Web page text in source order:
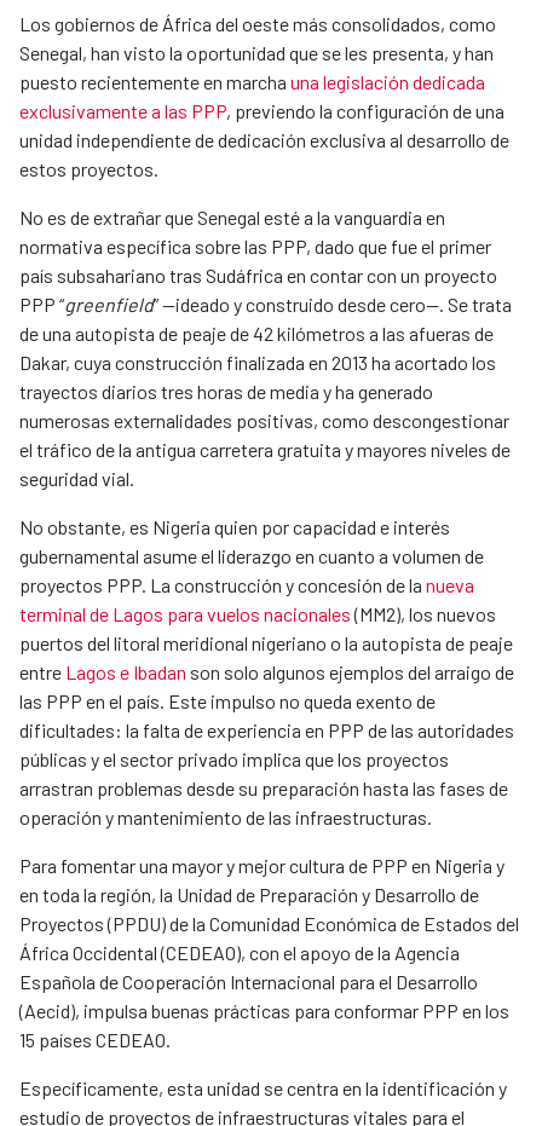
Los gobiernos de África del oeste más consolidados, como
Senegal, han visto la oportunidad que se les presenta, y han
puesto recientemente en marcha una legislación dedicada
exclusivamente a las PPP, previendo la configuración de una
unidad independiente de dedicación exclusiva al desarrollo de
estos proyectos.
No es de extrañar que Senegal esté a la vanguardia en
normativa específica sobre las PPP, dado que fue el primer
país subsahariano tras Sudáfrica en contar con un proyecto
PPP “greenfield” —ideado y construido desde cero—. Se trata
de una autopista de peaje de 42 kilómetros a las afueras de
Dakar, cuya construcción finalizada en 2013 ha acortado los
trayectos diarios tres horas de media y ha generado
numerosas externalidades positivas, como descongestionar
el tráfico de la antigua carretera gratuita y mayores niveles de
seguridad vial.
No obstante, es Nigeria quien por capacidad e interés
gubernamental asume el liderazgo en cuanto a volumen de
proyectos PPP. La construcción y concesión de la nueva
terminal de Lagos para vuelos nacionales(MM2), los nuevos
puertos del litoral meridional nigeriano o la autopista de peaje
entre Lagos e Ibadan son solo algunos ejemplos del arraigo de
las PPP en el país. Este impulso no queda exento de
dificultades: la falta de experiencia en PPP de las autoridades
públicas y el sector privado implica que los proyectos
arrastran problemas desde su preparación hasta las fases de
operación y mantenimiento de las infraestructuras.
Para fomentar una mayor y mejor cultura de PPP en Nigeria y
en toda la región, la Unidad de Preparación y Desarrollo de
Proyectos (PPDU) de la Comunidad Económica de Estados del
África Occidental (CEDEAO), con el apoyo de la Agencia
Española de Cooperación Internacional para el Desarrollo
(Aecid), impulsa buenas prácticas para conformar PPP en los
15 países CEDEAO.
Específicamente, esta unidad se centra en la identificación y
estudio de proyectos de infraestructuras vitales para el